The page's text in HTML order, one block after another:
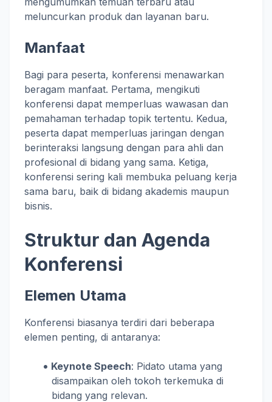
meluncurkan produk dan layanan baru.
Manfaat
Bagi para peserta, konferensi menawarkan
beragam manfaat. Pertama, mengikuti
konferensi dapat memperluas wawasan dan
pemahaman terhadap topik tertentu. Kedua,
peserta dapat memperluas jaringan dengan
berinteraksi langsung dengan para ahli dan
profesional di bidang yang sama. Ketiga,
konferensi sering kali membuka peluang kerja
sama baru, baik di bidang akademis maupun
bisnis.
Struktur dan Agenda
Konferensi
Elemen Utama
Konferensi biasanya terdiri dari beberapa
elemen penting, di antaranya:
Keynote Speech: Pidato utama yang
disampaikan oleh tokoh terkemuka di
bidang yang relevan.